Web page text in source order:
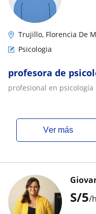
Trujillo, Florencia De
Psicologia
profesora de
profesional en psicología
ver más
S/5/h